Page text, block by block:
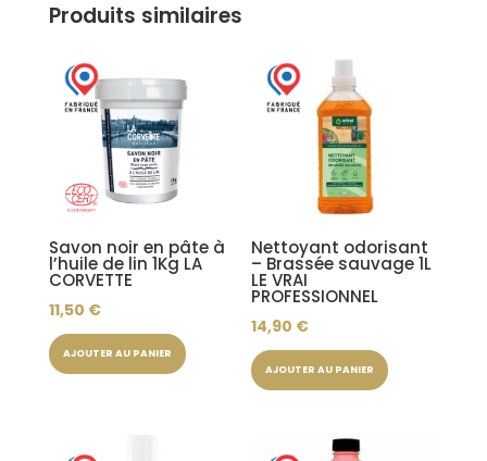
Produits similaires
Savon noir en pâte à
l’huile de lin 1Kg LA
CORVETTE
11,50 €
AJOUTER AU PANIER
Nettoyant odorisant
– Brassée sauvage 1L
LE VRAI
PROFESSIONNEL
14,90 €
AJOUTER AU PANIER